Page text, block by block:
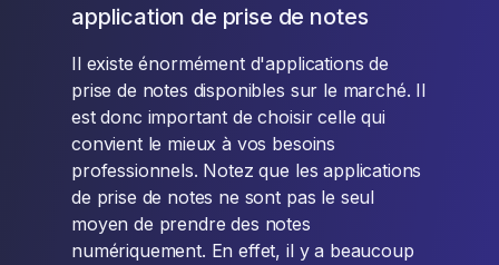
application de prise de notes
Il existe énormément d'applications de
prise de notes disponibles sur le marché. Il
est donc important de choisir celle qui
convient le mieux à vos besoins
professionnels. Notez que les applications
de prise de notes ne sont pas le seul
moyen de prendre des notes
numériquement. En effet, il y a beaucoup